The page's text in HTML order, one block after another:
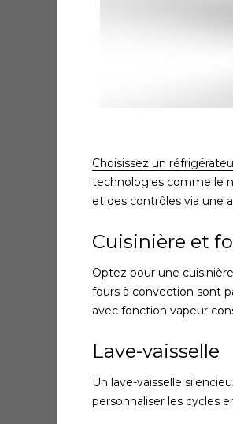
Choisissez un
technologies comme le
et des contrôles via une
Cuisinière et
Optez pour une
fours à convection sont
avec fonction vapeur
Lave-vaisselle
Un lave-vaisselle
personnaliser les cycles